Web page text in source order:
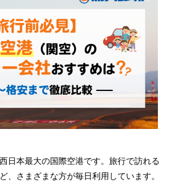
日本最大の国際空港です。旅行で訪れる
、さまざまな方が毎日利用しています。